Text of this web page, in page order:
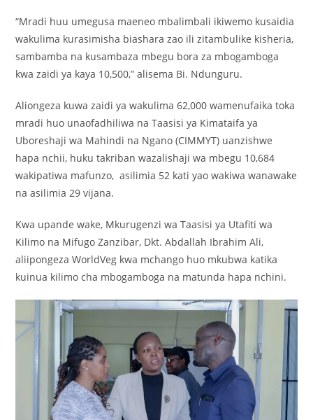
“Mradi huu umegusa maeneo mbalimbali ikiwemo kusaidia
wakulima kurasimisha biashara zao ili zitambulike kisheria,
sambamba na kusambaza mbegu bora za mbogamboga
kwa zaidi ya kaya 10,500,” alisema Bi. Ndunguru.
Aliongeza kuwa zaidi ya wakulima 62,000 wamenufaika toka
mradi huo unaofadhiliwa na Taasisi ya Kimataifa ya
Uboreshaji wa Mahindi na Ngano (CIMMYT) uanzishwe
hapa nchii, huku takriban wazalishaji wa mbegu 10,684
wakipatiwa mafunzo, asilimia 52 kati yao wakiwa wanawake
na asilimia 29 vijana.
Kwa upande wake, Mkurugenzi wa Taasisi ya Utafiti wa
Kilimo na Mifugo Zanzibar, Dkt. Abdallah Ibrahim Ali,
aliipongeza WorldVeg kwa mchango huo mkubwa katika
kuinua kilimo cha mbogamboga na matunda hapa nchini.